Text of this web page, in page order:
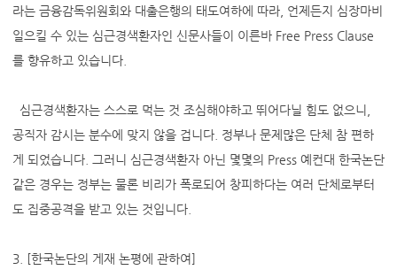
라는 금융감독위원회와 대출은행의 태도여하에 따라, 언제든지 심장마비
일으킬 수 있는 심근경색환자인 신문사들이 이른바 Free Press Clause
를 향유하고 있습니다.
심근경색환자는 스스로 먹는 것 조심해야하고 뛰어다닐 힘도 없으니,
공직자 감시는 분수에 맞지 않을 겁니다. 정부나 문제많은 단체 참 편하
게 되었습니다. 그러니 심근경색환자 아닌 몇몇의 Press 예컨대 한국논단
같은 경우는 정부는 물론 비리가 폭로되어 창피하다는 여러 단체로부터
도 집중공격을 받고 있는 것입니다.
3. [한국논단의 게재 논평에 관하여]